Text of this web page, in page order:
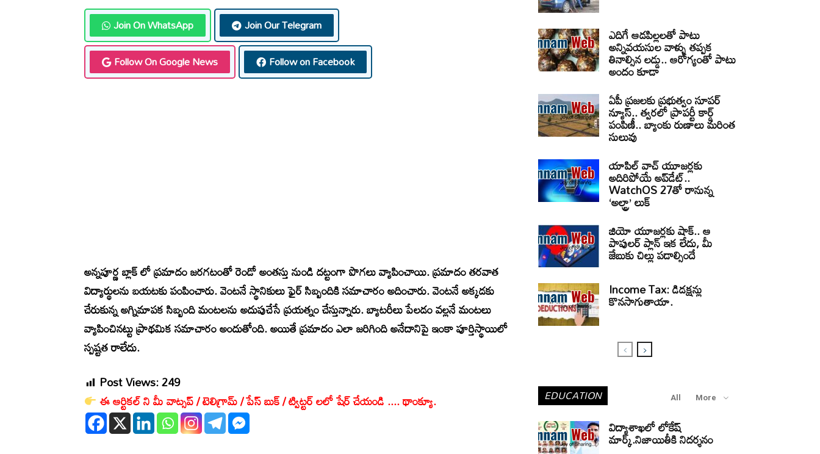
Join On WhatsApp
Join Our Telegram
Follow On Google News
Follow on Facebook
అన్నపూర్ణ బ్లాక్ లో ప్రమాదం జరగటంతో రెండో అంతస్తు నుండి దట్టంగా పొగలు వ్యాపించాయి. ప్రమాదం తరవాత
విద్యార్థులను బయటకు పంపించారు. వెంటనే స్థానికులు ఫైర్ సిబ్బందికి సమాచారం అదించారు. వెంటనే అక్కడకు
చేరుకున్న అగ్నిమాపక సిబ్బంది మంటలను అదుపుచేసే ప్రయత్నం చేస్తున్నారు. బ్యాటరీలు పేలడం వల్లనే మంటలు
వ్యాపించినట్టు ప్రాథమిక సమాచారం అందుతోంది. అయితే ప్రమాదం ఎలా జరిగింది అనేదానిపై ఇంకా పూర్తిస్థాయిలో
స్పష్టత రాలేదు.
Post Views:249
ఈ ఆర్టికల్ ని మీ వాట్సప్ / టెలిగ్రామ్ / పేస్ బుక్ / ట్విట్టర్ లలో షేర్ చేయండి .... థాంక్యూ.
ఎదిగే ఆడపిల్లలతో పాటు
అన్నివయసుల వాళ్ళు తప్పక
తినాల్సిన లడ్డు.. ఆరోగ్యంతో పాటు
అందం కూడా
ఏపీ ప్రజలకు ప్రభుత్వం సూపర్
న్యూస్.. త్వరలో ప్రాపర్టీ కార్డ్
పంపిణీ.. బ్యాంకు రుణాలు మరింత
సులువు
యాపిల్ వాచ్ యూజర్లకు
అదిరిపోయే అప్‌డేట్..
WatchOS 27తో రానున్న
‘అల్ట్రా’ లుక్
జియో యూజర్లకు షాక్.. ఆ
పాపులర్ ప్లాన్ ఇక లేదు, మీ
జేబుకు చిల్లు పడాల్సిందే
Income Tax: డిడక్షన్లు
కొనసాగుతాయా.
EDUCATION All More
విద్యాశాఖలో లోకేష్
మార్క్.నిజాయితీకి నిదర్శనం